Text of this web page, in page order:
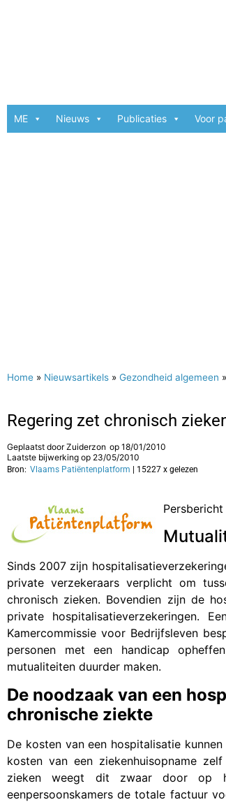
ME Nieuws Publicaties Voor
Home » Nieuwsartikels » Gezondheid algemeen »
Regering zet chronisch
Geplaatst doorZuiderzon op 18/01/2010
Laatste bijwerking op 23/05/2010
Bron: Vlaams Patiëntenplatform | 15227 x gelezen
Sinds 2007 zijn
private verzekeraars verplicht om
chronisch zieken. Bovendien zijn de
private hospitalisatieverzekeringen.
Kamercommissie voor Bedrijfsleven
personen met een handicap
mutualiteiten duurder maken.
De noodzaak van een
chronische ziekte
De kosten van een hospitalisatie
kosten van een ziekenhuisopname
zieken weegt dit zwaar door op
eenpersoonskamers de totale factuur